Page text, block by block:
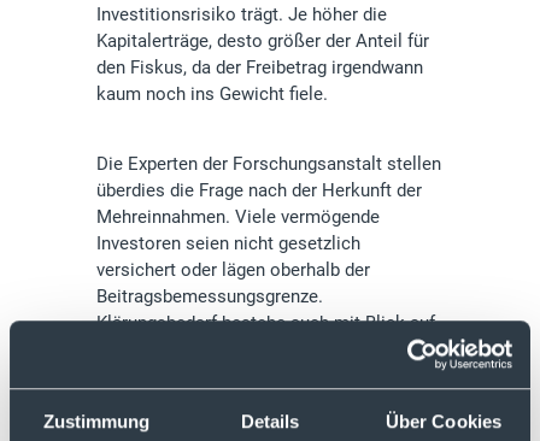
Zustimmung Details Über Cookies
Investitionsrisiko trägt. Je höher die
Kapitalerträge, desto größer der Anteil für
den Fiskus, da der Freibetrag irgendwann
kaum noch ins Gewicht fiele.
Die Experten der Forschungsanstalt stellen
überdies die Frage nach der Herkunft der
Mehreinnahmen. Viele vermögende
Investoren seien nicht gesetzlich
versichert oder lägen oberhalb der
Beitragsbemessungsgrenze.
Klärungsbedarf bestehe auch mit Blick auf
Fragen in der Praxis zu erheblichem